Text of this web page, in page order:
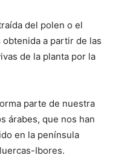
del polen o el
a partir de las
de la planta por la
parte de nuestra
árabes, que nos han
en la península
Ibores.